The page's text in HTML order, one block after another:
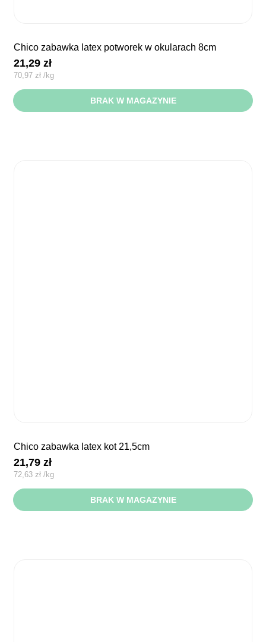
chico zabawka latex potworek w okularach 8cm
21,29zł
70,97zł /kg
BRAK W MAGAZYNIE
chico zabawka latex kot 21,5cm
21,79zł
72,63 zł /kg
BRAK W MAGAZYNIE